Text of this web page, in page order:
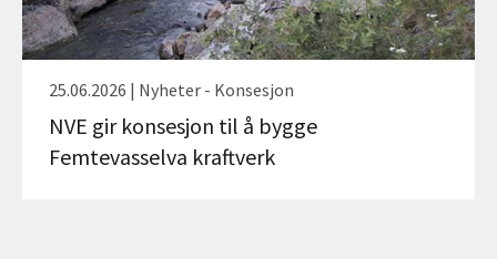
25.06.2026 | Nyheter - Konsesjon
NVE gir konsesjon til å bygge
Femtevasselva kraftverk